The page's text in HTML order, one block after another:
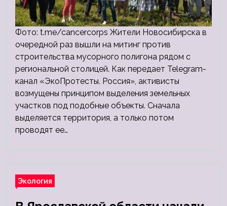
Фото: t.me/cancercorps Жители Новосибирска в
очередной раз вышли на митинг против
строительства мусорного полигона рядом с
региональной столицей. Как передает Telegram-
канал «ЭкоПротесты. Россия», активисты
возмущены принципом выделения земельных
участков под подобные объекты. Сначала
выделяется территория, а только потом
проводят ее…
Экология